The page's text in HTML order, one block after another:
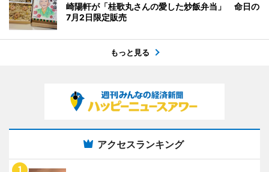
崎陽軒が「桂歌丸さんの愛した炒飯弁当」 命日の
7月2日限定販売
もっと見る
アクセスランキング